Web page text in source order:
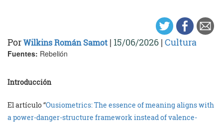
PorWilkins Román Samot | 15/06/2026 | Cultura
Fuentes: Rebelión
Introducción
El artículo “Ousiometrics: The essence of meaning aligns with
a power-danger-structure framework instead of valence-